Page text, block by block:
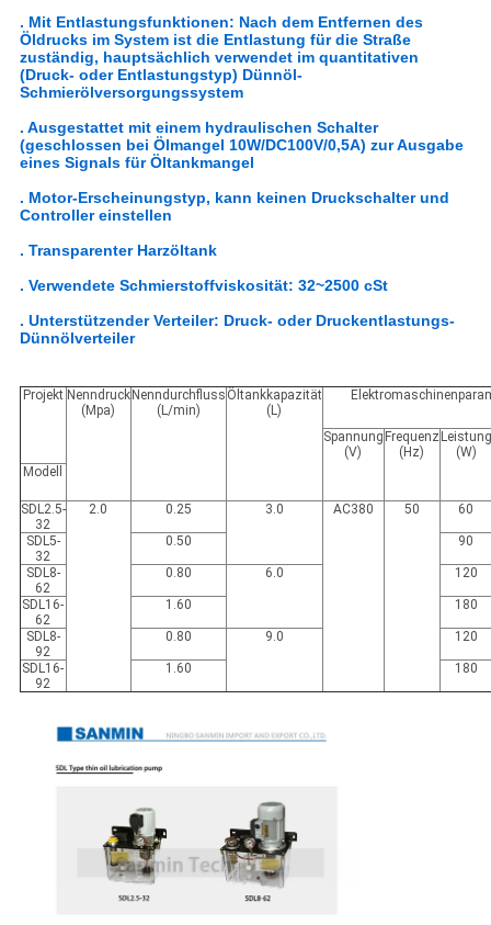
. Mit Entlastungsfunktionen: Nach dem Entfernen des
Öldrucks im System ist die Entlastung für die Straße
zuständig, hauptsächlich verwendet im quantitativen
(Druck- oder Entlastungstyp) Dünnöl-
Schmierölversorgungssystem
. Ausgestattet mit einem hydraulischen Schalter
(geschlossen bei Ölmangel 10W/DC100V/0,5A) zur Ausgabe
eines Signals für Öltankmangel
. Motor-Erscheinungstyp, kann keinen Druckschalter und
Controller einstellen
. Transparenter Harzöltank
. Verwendete Schmierstoffviskosität: 32~2500 cSt
. Unterstützender Verteiler: Druck- oder Druckentlastungs-
Dünnölverteiler
Projekt Nenndruck
(Mpa)
Nenndurchfluss
(L/min)
Öltankkapazität
(L)
Spannung
(V)
Frequenz
(Hz)
Leistung
(W)
Modell
SDL2.5-
32
2.0 0.25 3.0 AC380 50 60
SDL5-
32
0.50 90
SDL8-
62
0.80 6.0 120
SDL16-
62
1.60 180
SDL8-
92
0.80 9.0 120
SDL16-
92
1.60 180